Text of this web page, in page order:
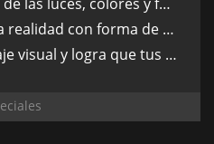
con forma de fotografía.
y logra que tus fotos hablen.